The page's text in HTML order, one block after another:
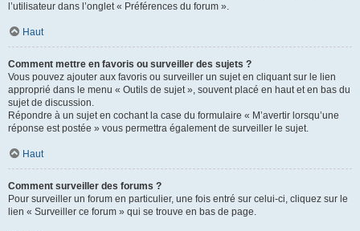
l’utilisateur dans l’onglet « Préférences du forum ».
Haut
Comment mettre en favoris ou surveiller des sujets ?
Vous pouvez ajouter aux favoris ou surveiller un sujet en cliquant sur le lien
approprié dans le menu « Outils de sujet », souvent placé en haut et en bas du
sujet de discussion.
Répondre à un sujet en cochant la case du formulaire « M’avertir lorsqu’une
réponse est postée » vous permettra également de surveiller le sujet.
Haut
Comment surveiller des forums ?
Pour surveiller un forum en particulier, une fois entré sur celui-ci, cliquez sur le
lien « Surveiller ce forum » qui se trouve en bas de page.